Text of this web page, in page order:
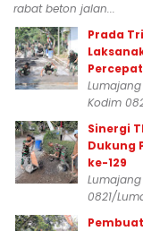
rabat beton jalan...
Prada
Lumajang
Kodim
Sinergi
Dukung
ke-129
0821/